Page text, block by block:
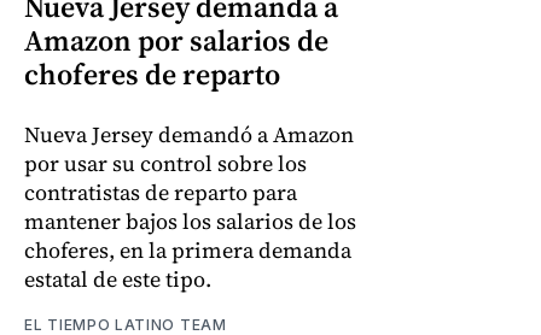
Amazon por salarios de
choferes de reparto
Nueva Jersey demandó a Amazon
por usar su control sobre los
contratistas de reparto para
mantener bajos los salarios de los
choferes, en la primera demanda
estatal de este tipo.
EL TIEMPO LATINO TEAM